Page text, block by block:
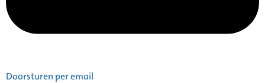
Doorsturen per email